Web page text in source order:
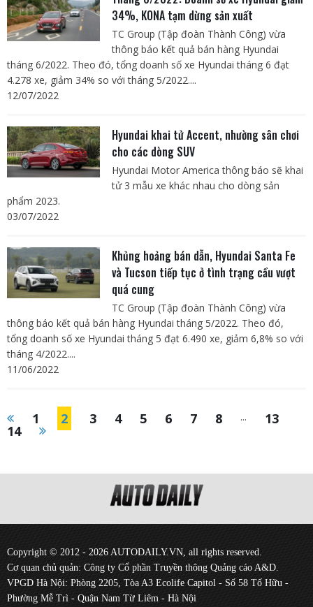
34%, KONA tạm dừng sản xuất
TC Group (Tập đoàn Thành Công) vừa
thông báo kết quả bán hàng Hyundai
tháng 6/2022. Theo đó, tổng doanh số xe Hyundai tháng 6 đạt
4.278 xe, giảm 34% so với tháng 5/2022....
12/07/2022
Hyundai khai tử Accent, nhường sân chơi
cho các dòng SUV
Hyundai Motor America thông báo sẽ khai
tử 3 mẫu xe khác nhau cho dòng sản
phẩm 2023.
03/07/2022
Khủng hoảng bán dẫn, Hyundai Santa Fe
và Tucson tiếp tục ở tình trạng cầu vượt
quá cung
TC Group (Tập đoàn Thành Công) vừa
thông báo kết quả bán hàng Hyundai tháng 5/2022. Theo đó,
tổng doanh số xe Hyundai tháng 5 đạt 6.490 xe, giảm 6,8% so với
tháng 4/2022....
11/06/2022
1 2 3 4 5 6 7 8 ... 13
14
Copyright © 2012 - 2026 AUTODAILY.VN, all rights reserved.
Cơ quan chủ quản: Công ty Cổ phần Truyền thông Quảng cáo A&D.
VPGD Hà Nội: Phòng 2205, Tòa A3 Ecolife Capitol - Số 58 Tố Hữu -
Phường Mễ Trì - Quận Nam Từ Liêm - Hà Nội